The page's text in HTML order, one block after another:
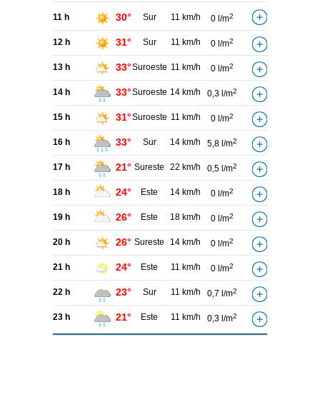
11 h 30° Sur 11 km/h 0 l/m2
12 h 31° Sur 11 km/h 0 l/m2
13 h 33°Suroeste 11 km/h 0 l/m2
14 h 33°Suroeste 14 km/h 0,3 l/m2
15 h 31°Suroeste 11 km/h 0 l/m2
16 h 33° Sur 14 km/h 5,8 l/m2
17 h 21° Sureste 22 km/h 0,5 l/m2
18 h 24° Este 14 km/h 0 l/m2
19 h 26° Este 18 km/h 0 l/m2
20 h 26° Sureste 14 km/h 0 l/m2
21 h 24° Este 11 km/h 0 l/m2
22 h 23° Sur 11 km/h 0,7 l/m2
23 h 21° Este 11 km/h 0,3 l/m2